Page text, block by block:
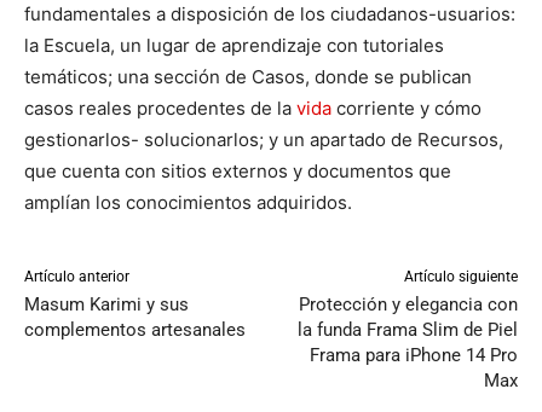
fundamentales a disposición de los ciudadanos-usuarios:
la Escuela, un lugar de aprendizaje con tutoriales
temáticos; una sección de Casos, donde se publican
casos reales procedentes de la vida corriente y cómo
gestionarlos- solucionarlos; y un apartado de Recursos,
que cuenta con sitios externos y documentos que
amplían los conocimientos adquiridos.
Artículo anterior
Masum Karimi y sus
complementos artesanales
Artículo siguiente
Protección y elegancia con
la funda Frama Slim de Piel
Frama para iPhone 14 Pro
Max